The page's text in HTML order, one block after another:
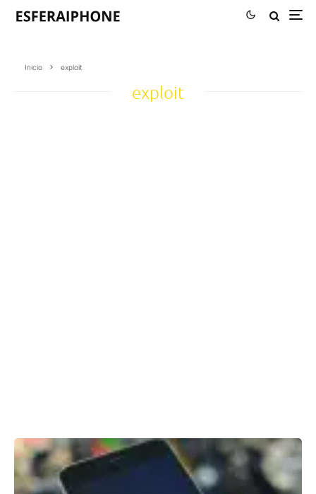
Inicio exploit
exploit